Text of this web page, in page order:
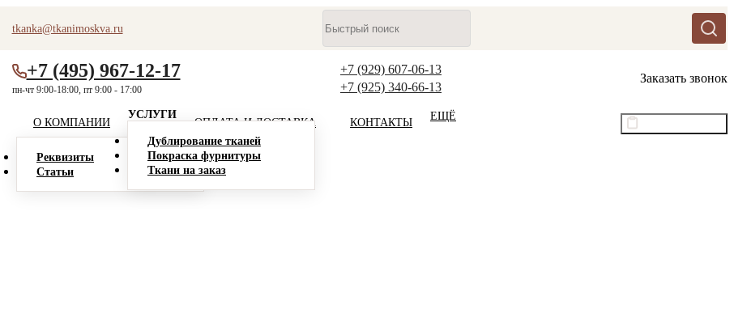
tkanka@tkanimoskva.ru
+7 (495) 967-12-17
пн-чт 9:00-18:00, пт 9:00 - 17:00
+7 (929) 607-06-13
+7 (925) 340-66-13
Заказать звонок
О КОМПАНИИ
Реквизиты
Статьи
УСЛУГИ
Дублирование тканей
Покраска фурнитуры
Ткани на заказ
ОПЛАТА И ДОСТАВКА КОНТАКТЫ
ЕЩЁ